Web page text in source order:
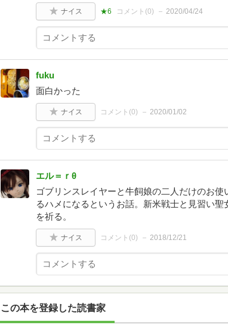
ナイス ★6 コメント(0) 2020/04/24
fuku
面白かった
ナイス コメント(0) 2020/01/02
エル＝ｒθ
ゴブリンスレイヤーと牛飼娘の二人だけのお
るハメになるというお話。新米戦士と見習い
を祈る。
ナイス コメント(0) 2018/12/21
この本を登録した読書家